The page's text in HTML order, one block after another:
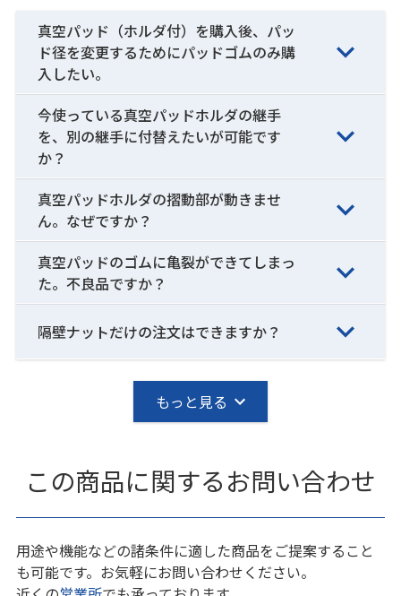
真空パッド（ホルダ付）を購入後、パッ
ド径を変更するためにパッドゴムのみ購
入したい。
今使っている真空パッドホルダの継手
を、別の継手に付替えたいが可能です
か？
真空パッドホルダの摺動部が動きませ
ん。なぜですか？
真空パッドのゴムに亀裂ができてしまっ
た。不良品ですか？
隔壁ナットだけの注文はできますか？
もっと見る
この商品に関するお問い合わせ
用途や機能などの諸条件に適した商品をご提案すること
も可能です。お気軽にお問い合わせください。